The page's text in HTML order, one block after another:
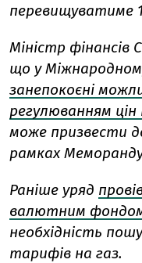
перевищуватиме
Міністр фінансів
що у
занепокоєні
регулюванням цін
може призвести
рамках
Раніше уряд
валютним
необхідність
тарифів на газ.